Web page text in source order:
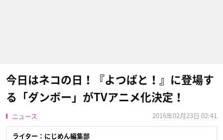
今日はネコの日！『よつばと！』に登場す
る「ダンボー」がTVアニメ化決定！
ニュース 2016年02月23日 02:41
ライター：にじめん編集部